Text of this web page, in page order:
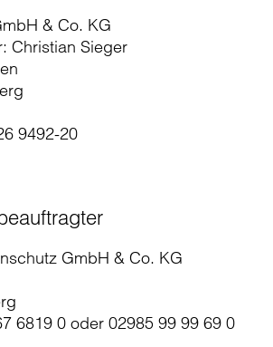
& Co. KG
Christian Sieger
9492-20
GmbH & Co. KG
6819 0 oder 02985 99 99 69 0